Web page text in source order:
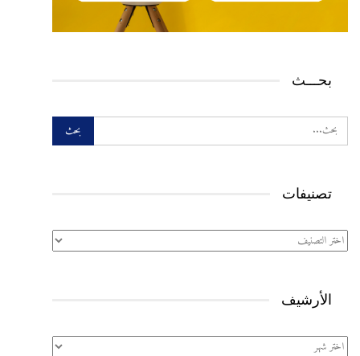
بحـــث
تصنيفات
تصنيفات
الأرشيف
الأرشيف